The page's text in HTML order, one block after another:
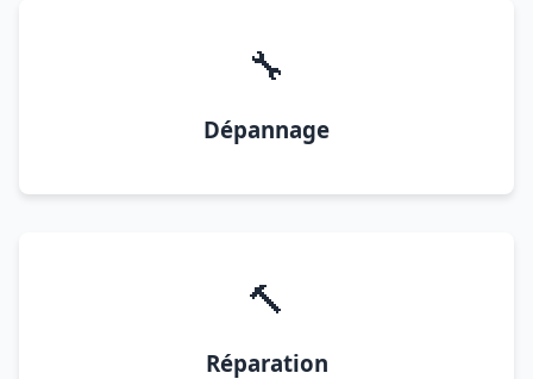
🔧
Dépannage
🔨
Réparation